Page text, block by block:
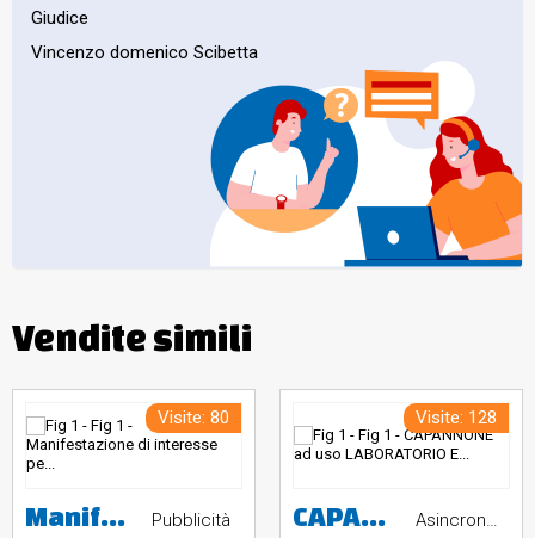
Giudice
Vincenzo domenico Scibetta
Vendite simili
Visite: 80
Manifestazione di interesse per complesso industriale con opificio, fabbricati accessori e ampia area pertinenziale in Colledara Pubblicità
Visite: 128
CAPANNONE ad uso LABORATORIO E MAGAZZINI ARTIGIANALI sito nel Comune di Zero Branco (TV)